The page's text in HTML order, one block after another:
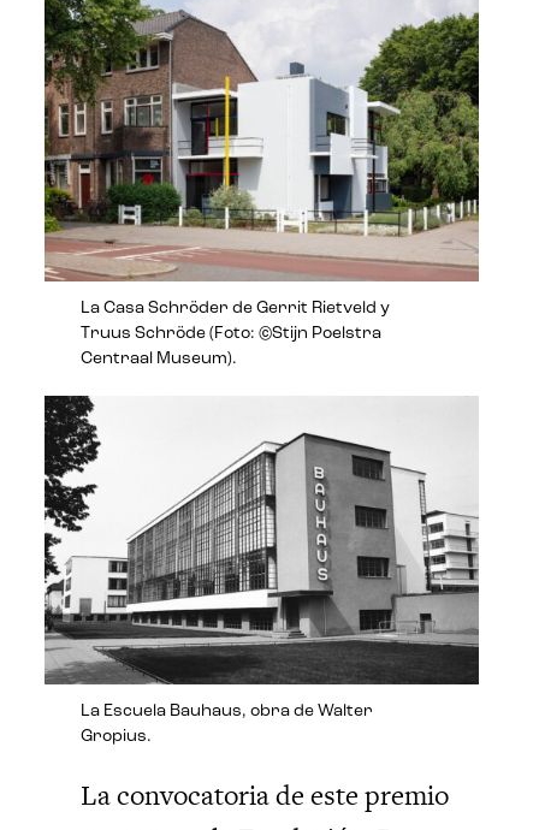
La Casa Schröder de Gerrit Rietveld y
Truus Schröde (Foto: ©Stijn Poelstra
Centraal Museum).
La Escuela Bauhaus, obra de Walter
Gropius.
La convocatoria de este premio